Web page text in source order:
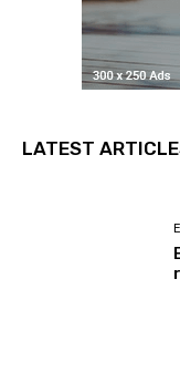
LATEST